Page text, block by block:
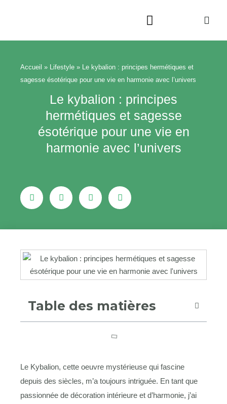
Accueil » Lifestyle » Le kybalion : principes hermétiques et
sagesse ésotérique pour une vie en harmonie avec l’univers
Le kybalion : principes
hermétiques et sagesse
ésotérique pour une vie en
harmonie avec l’univers
Table des matières
Le Kybalion, cette oeuvre mystérieuse qui fascine
depuis des siècles, m’a toujours intriguée. En tant que
passionnée de décoration intérieure et d’harmonie, j’ai